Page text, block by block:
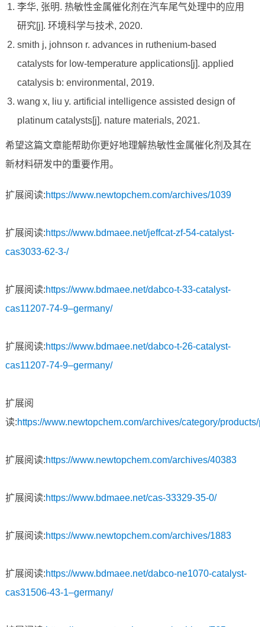
李华, 张明. 热敏性金属催化剂在汽车尾气处理中的应用
研究[j]. 环境科学与技术, 2020.
smith j, johnson r. advances in ruthenium-based
catalysts for low-temperature applications[j]. applied
catalysis b: environmental, 2019.
wang x, liu y. artificial intelligence assisted design of
platinum catalysts[j]. nature materials, 2021.
希望这篇文章能帮助你更好地理解热敏性金属催化剂及其在
新材料研发中的重要作用。
扩展阅读:https://www.newtopchem.com/archives/1039
扩展阅读:https://www.bdmaee.net/jeffcat-zf-54-catalyst-
cas3033-62-3-/
扩展阅读:https://www.bdmaee.net/dabco-t-33-catalyst-
cas11207-74-9–germany/
扩展阅读:https://www.bdmaee.net/dabco-t-26-catalyst-
cas11207-74-9–germany/
扩展阅
读:https://www.newtopchem.com/archives/category/products/
扩展阅读:https://www.newtopchem.com/archives/40383
扩展阅读:https://www.bdmaee.net/cas-33329-35-0/
扩展阅读:https://www.newtopchem.com/archives/1883
扩展阅读:https://www.bdmaee.net/dabco-ne1070-catalyst-
cas31506-43-1–germany/